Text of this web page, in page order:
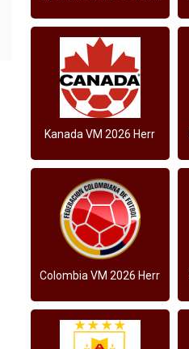
Kanada VM 2026 Herr
Colombia VM 2026 Herr